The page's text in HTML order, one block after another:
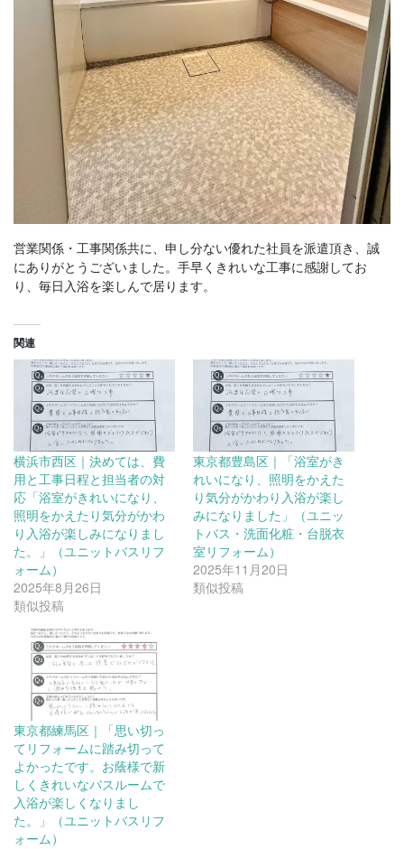
営業関係・工事関係共に、申し分ない優れた社員を派遣頂き、誠
にありがとうございました。手早くきれいな工事に感謝してお
り、毎日入浴を楽しんで居ります。
関連
横浜市西区｜決めては、費
用と工事日程と担当者の対
応「浴室がきれいになり、
照明をかえたり気分がかわ
り入浴が楽しみになりまし
た。」（ユニットバスリフ
ォーム）
2025年8月26日
類似投稿
東京都豊島区｜「浴室がき
れいになり、照明をかえた
り気分がかわり入浴が楽し
みになりました」（ユニッ
トバス・洗面化粧・台脱衣
室リフォーム）
2025年11月20日
類似投稿
東京都練馬区｜「思い切っ
てリフォームに踏み切って
よかったです。お蔭様で新
しくきれいなバスルームで
入浴が楽しくなりまし
た。」（ユニットバスリフ
ォーム）